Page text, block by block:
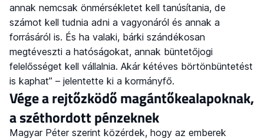
annak nemcsak önmérsékletet kell tanúsítania, de
számot kell tudnia adni a vagyonáról és annak a
forrásáról is. És ha valaki, bárki szándékosan
megtéveszti a hatóságokat, annak büntetőjogi
felelősséget kell vállalnia. Akár kétéves börtönbüntetést
is kaphat” – jelentette ki a kormányfő.
Vége a rejtőzködő magántőkealapoknak,
a széthordott pénzeknek
Magyar Péter szerint közérdek, hogy az emberek